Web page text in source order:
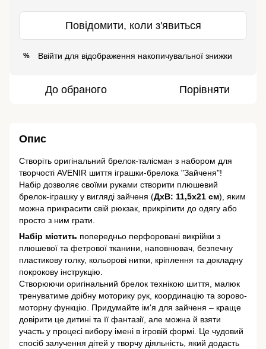
Повідомити, коли з'явиться
% Ввійти для відображення накопичувальної знижки
До обраного Порівняти
Опис
Створіть оригінальний брелок-талісман з набором для
творчості AVENIR шиття іграшки-брелока "Зайченя"!
Набір дозволяє своїми руками створити плюшевий
брелок-іграшку у вигляді зайченя (ДхВ: 11,5х21 см), яким
можна прикрасити свій рюкзак, прикріпити до одягу або
просто з ним грати.
Набір містить попередньо перфоровані викрійки з
плюшевої та фетрової тканини, наповнювач, безпечну
пластикову голку, кольорові нитки, кріплення та докладну
покрокову інструкцію.
Створюючи оригінальний брелок технікою шиття, малюк
тренуватиме дрібну моторику рук, координацію та зорово-
моторну функцію. Придумайте ім'я для зайченя – краще
довірити це дитині та її фантазії, але можна й взяти
участь у процесі вибору імені в ігровій формі. Це чудовий
спосіб залучення дітей у творчу діяльність, який додасть